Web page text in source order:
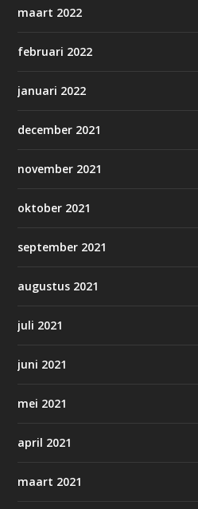
maart 2022
februari 2022
januari 2022
december 2021
november 2021
oktober 2021
september 2021
augustus 2021
juli 2021
juni 2021
mei 2021
april 2021
maart 2021